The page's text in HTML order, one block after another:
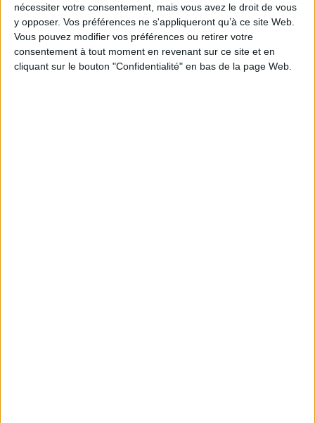
nécessiter votre consentement, mais vous avez le droit de vous
y opposer. Vos préférences ne s'appliqueront qu’à ce site Web.
Vous pouvez modifier vos préférences ou retirer votre
consentement à tout moment en revenant sur ce site et en
cliquant sur le bouton "Confidentialité" en bas de la page Web.
Information juridique : LexisNexis intègre Mistral
dans sa plateforme juridique